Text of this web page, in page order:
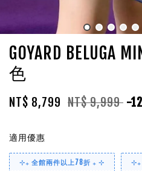
GOYARD BELUGA
色
NT$ 8,799 NT$ 9,999 -
適用優惠
⊹₊ 全館兩件以上78折 ₊ ⊹ ⊹₊